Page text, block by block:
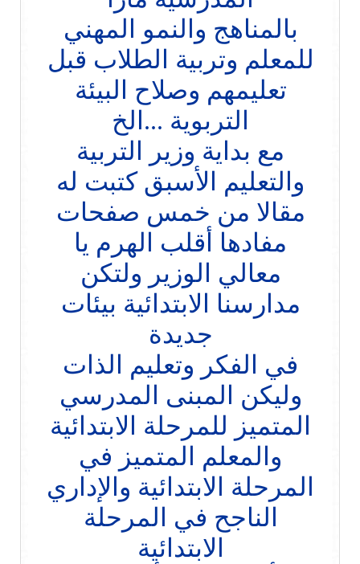
بالمناهج والنمو المهني
للمعلم وتربية الطلاب قبل
تعليمهم وصلاح البيئة
التربوية ...الخ
مع بداية وزير التربية
والتعليم الأسبق كتبت له
مقالا من خمس صفحات
مفادها أقلب الهرم يا
معالي الوزير ولتكن
مدارسنا الابتدائية بيئات
جديدة
في الفكر وتعليم الذات
وليكن المبنى المدرسي
المتميز للمرحلة الابتدائية
والمعلم المتميز في
المرحلة الابتدائية والإداري
الناجح في المرحلة
الابتدائية